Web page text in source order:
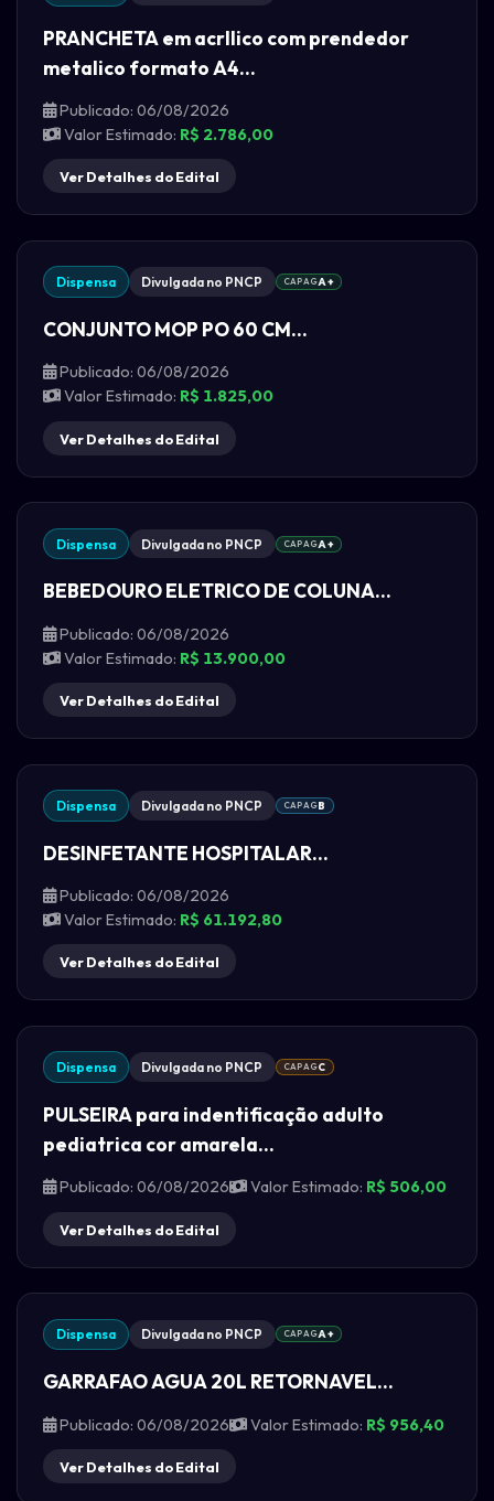
PRANCHETA em acrIlico com prendedor
metalico formato A4...
Publicado: 06/08/2026
Valor Estimado: R$ 2.786,00
Ver Detalhes do Edital
Dispensa Divulgada no PNCP CAPAGA+
CONJUNTO MOP PO 60 CM...
Publicado: 06/08/2026
Valor Estimado: R$ 1.825,00
Ver Detalhes do Edital
Dispensa Divulgada no PNCP CAPAGA+
BEBEDOURO ELETRICO DE COLUNA...
Publicado: 06/08/2026
Valor Estimado: R$ 13.900,00
Ver Detalhes do Edital
Dispensa Divulgada no PNCP CAPAGB
DESINFETANTE HOSPITALAR...
Publicado: 06/08/2026
Valor Estimado: R$ 61.192,80
Ver Detalhes do Edital
Dispensa Divulgada no PNCP CAPAGC
PULSEIRA para indentificação adulto
pediatrica cor amarela...
Publicado: 06/08/2026 Valor Estimado: R$ 506,00
Ver Detalhes do Edital
Dispensa Divulgada no PNCP CAPAGA+
GARRAFAO AGUA 20L RETORNAVEL...
Publicado: 06/08/2026 Valor Estimado: R$ 956,40
Ver Detalhes do Edital